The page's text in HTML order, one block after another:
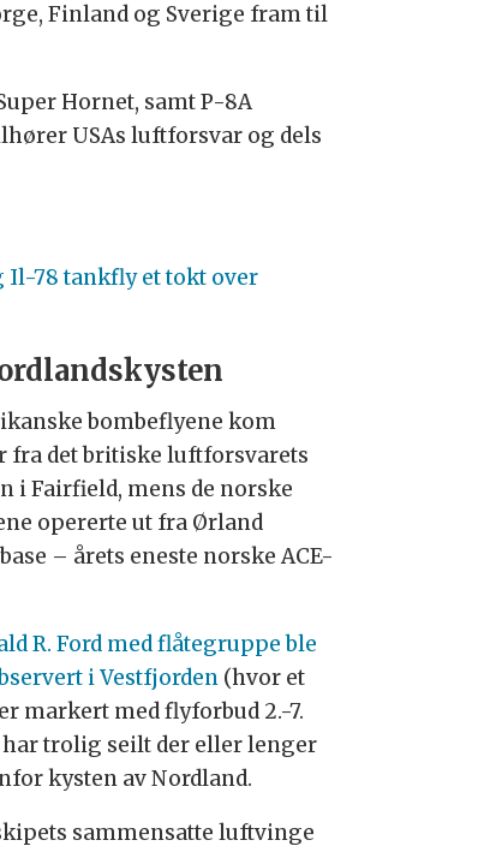
Finland og Sverige fram til
Hornet, samt P-8A
USAs luftforsvar og dels
Il-78 tankfly et tokt over
bombeflyene kom
fra det britiske luftforsvarets
i Fairfield, mens de norske
opererte ut fra Ørland
– årets eneste norske ACE-
R. Ford med flåtegruppe ble
i Vestfjorden (hvor et
markert med flyforbud 2.-7.
trolig seilt der eller lenger
kysten av Nordland.
sammensatte luftvinge